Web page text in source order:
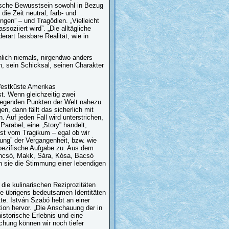
Bewusstsein sowohl in Bezug
Zeit neutral, farb- und
– und Tragödien. „Vielleicht
wird”. „Die alltägliche
fassbare Realität, wie in
niemals, nirgendwo anders
sein Schicksal, seinen Charakter
Amerikas
Wenn gleichzeitig zwei
Punkten der Welt nahezu
dann fällt das sicherlich mit
Auf jeden Fall wird unterstrichen,
eine „Story” handelt,
vom Tragikum – egal ob wir
der Vergangenheit, bzw. wie
Aufgabe zu. Aus dem
Makk, Sára, Kósa, Bacsó
sie die Stimmung einer lebendigen
kulinarischen Reziprozitäten
übrigens bedeutsamen Identitäten
István Szabó hebt an einer
hervor. „Die Anschauung der in
Erlebnis und eine
können wir noch tiefer